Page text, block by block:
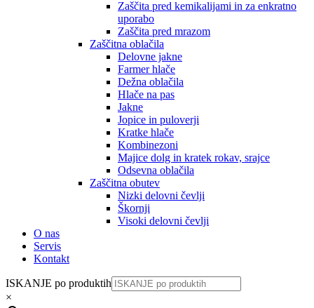
Zaščita pred kemikalijami in za enkratno
uporabo
Zaščita pred mrazom
Zaščitna oblačila
Delovne jakne
Farmer hlače
Dežna oblačila
Hlače na pas
Jakne
Jopice in puloverji
Kratke hlače
Kombinezoni
Majice dolg in kratek rokav, srajce
Odsevna oblačila
Zaščitna obutev
Nizki delovni čevlji
Škornji
Visoki delovni čevlji
O nas
Servis
Kontakt
ISKANJE po produktih
×